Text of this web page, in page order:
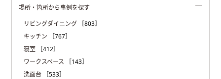
場所・箇所から事例を探す
リビングダイニング
［803］
キッチン
［767］
寝室
［412］
ワークスペース
［143］
洗面台
［533］